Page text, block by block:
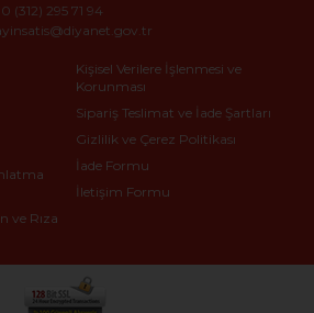
0 (312) 295 71 94
ve Rıza
Kişisel Verilere İşlenmesi ve
Korunması
Sipariş Teslimat ve İade Şartları
Gizlilik ve Çerez Politikası
İade Formu
İletişim Formu